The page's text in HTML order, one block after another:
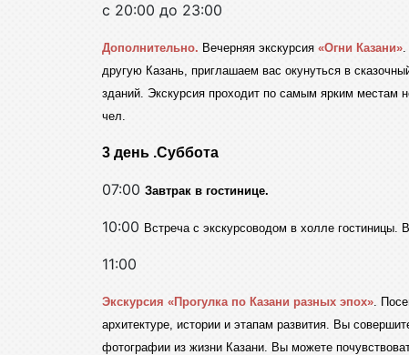
с 20:00 до 23:00
Дополнительно. Вечерняя экскурсия «Огни Казани».
другую Казань, приглашаем вас окунуться в
зданий. Экскурсия проходит по самым ярким местам
чел.
3 день .Суббота
07:00 Завтрак в гостинице.
10:00 Встреча с экскурсоводом в холле гостиницы.
11:00
Экскурсия «Прогулка по Казани разных эпох».
архитектуре, истории и этапам развития. Вы
фотографии из жизни Казани. Вы можете